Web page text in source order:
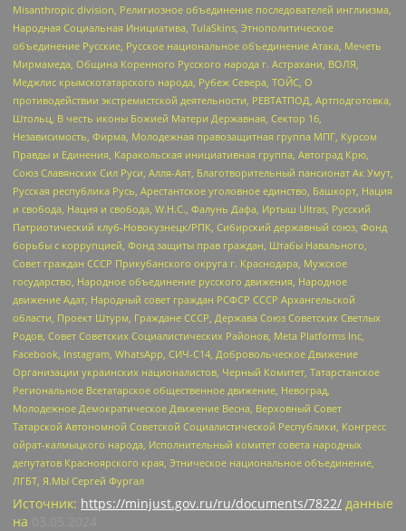
Misanthropic division, Религиозное объединение последователей инглиизма,
Народная Социальная Инициатива, TulaSkins, Этнополитическое
объединение Русские, Русское национальное объединение Атака, Мечеть
Мирмамеда, Община Коренного Русского народа г. Астрахани, ВОЛЯ,
Меджлис крымскотатарского народа, Рубеж Севера, ТОЙС, О
противодействии экстремистской деятельности, РЕВТАТПОД, Артподготовка,
Штольц, В честь иконы Божией Матери Державная, Сектор 16,
Независимость, Фирма, Молодежная правозащитная группа МПГ, Курсом
Правды и Единения, Каракольская инициативная группа, Автоград Крю,
Союз Славянских Сил Руси, Алля-Аят, Благотворительный пансионат Ак Умут,
Русская республика Русь, Арестантское уголовное единство, Башкорт, Нация
и свобода, Нация и свобода, W.H.С., Фалунь Дафа, Иртыш Ultras, Русский
Патриотический клуб-Новокузнецк/РПК, Сибирский державный союз, Фонд
борьбы с коррупцией, Фонд защиты прав граждан, Штабы Навального,
Совет граждан СССР Прикубанского округа г. Краснодара, Мужское
государство, Народное объединение русского движения, Народное
движение Адат, Народный совет граждан РСФСР СССР Архангельской
области, Проект Штурм, Граждане СССР, Держава Союз Советских Светлых
Родов, Совет Советских Социалистических Районов, Meta Platforms Inc,
Facebook, Instagram, WhatsApp, СИЧ-С14, Добровольческое Движение
Организации украинских националистов, Черный Комитет, Татарстанское
Региональное Всетатарское общественное движение, Невоград,
Молодежное Демократическое Движение Весна, Верховный Совет
Татарской Автономной Советской Социалистической Республики, Конгресс
ойрат-калмыцкого народа, Исполнительный комитет совета народных
депутатов Красноярского края, Этническое национальное объединение,
ЛГБТ, Я.МЫ Сергей Фургал
Источник: https://minjust.gov.ru/ru/documents/7822/ данные
на